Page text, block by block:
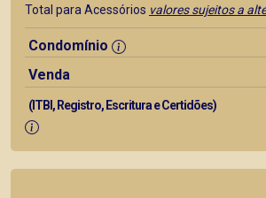
Total para Acessórios valores sujeitos a
Condomínio
Venda
(ITBI, Registro, Escritura e Certidões)